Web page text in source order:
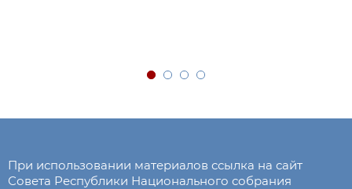
При использовании материалов ссылка на сайт
Совета Республики Национального собрания